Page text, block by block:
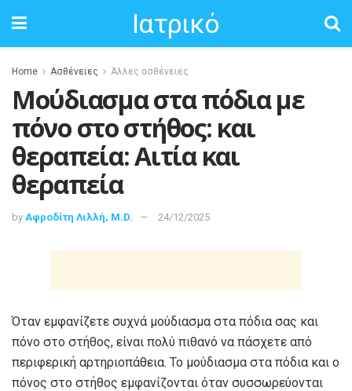
Ιατρικό
Home Ασθένειες Άλλες ασθένειες
Μούδιασμα στα πόδια με
πόνο στο στήθος: και
θεραπεία: Αιτία και
θεραπεία
by Αφροδίτη Λιλλή, M.D. 24/12/2025
Όταν εμφανίζετε συχνά μούδιασμα στα πόδια σας και
πόνο στο στήθος, είναι πολύ πιθανό να πάσχετε από
περιφερική αρτηριοπάθεια. Το μούδιασμα στα πόδια και ο
πόνος στο στήθος εμφανίζονται όταν συσσωρεύονται